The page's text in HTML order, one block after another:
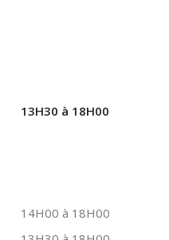
13H30 à 18H00
14H00 à 18H00